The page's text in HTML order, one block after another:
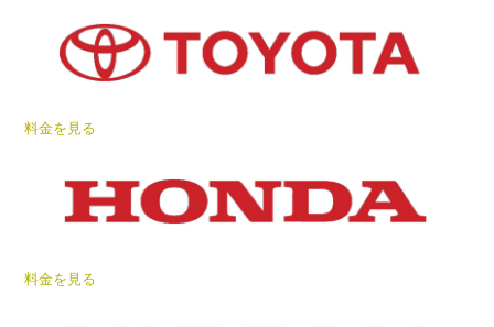
料金を見る
料金を見る